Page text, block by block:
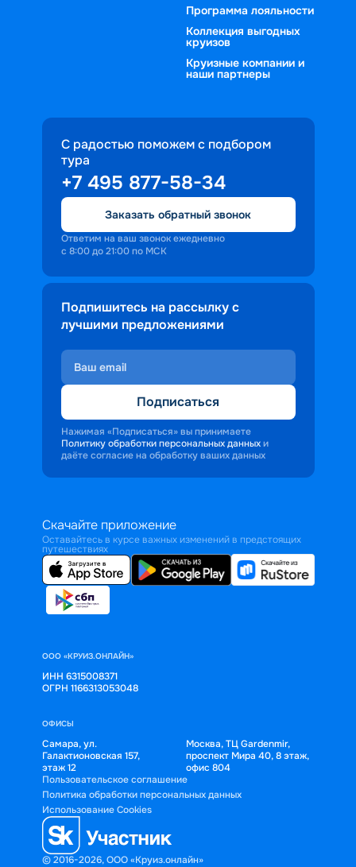
Программа лояльности
Коллекция выгодных
круизов
Круизные компании и
наши партнеры
С радостью поможем с подбором
тура
+7 495 877-58-34
Заказать обратный звонок
Ответим на ваш звонок ежедневно
с 8:00 до 21:00 по МСК
Подпишитесь на рассылку с
лучшими предложениями
Подписаться
Нажимая «Подписаться» вы принимаете
Политику обработки персональных данных и
даёте согласие на обработку ваших данных
Скачайте приложение
Оставайтесь в курсе важных изменений в предстоящих
путешествиях
ООО «КРУИЗ.ОНЛАЙН»
ИНН 6315008371
ОГРН 1166313053048
ОФИСЫ
Самара, ул.
Галактионовская 157,
этаж 12
Москва, ТЦ Gardenmir,
проспект Мира 40, 8 этаж,
офис 804
© 2016-2026, ООО «Круиз.онлайн»
Пользовательское соглашение
Политика обработки персональных данных
Использование Cookies